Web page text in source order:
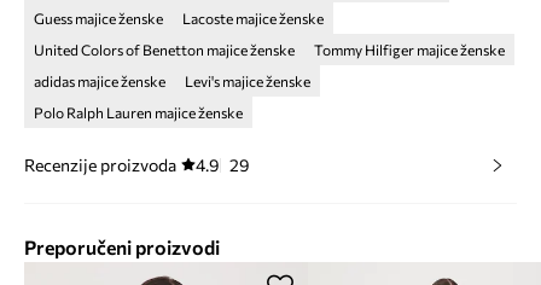
Guess majice ženske
Lacoste majice ženske
United Colors of Benetton majice ženske
Tommy Hilfiger majice ženske
adidas majice ženske
Levi's majice ženske
Polo Ralph Lauren majice ženske
Recenzije proizvoda 4.9 29
Preporučeni proizvodi